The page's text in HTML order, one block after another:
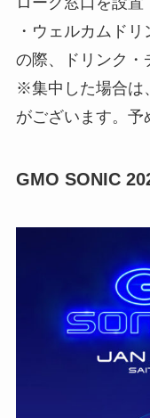
・ウェルカムド
の際、ドリンク・
※集中した場合は
がございます。予
GMO SONIC